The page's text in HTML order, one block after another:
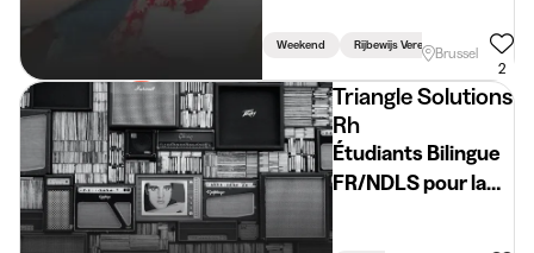
Weekend Rijbewijs VereistBrussel
2
Triangle Solutions
Rh
Étudiants Bilingue
FR/NDLS pour la